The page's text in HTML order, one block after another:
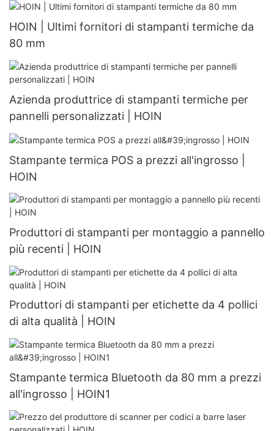
HOIN | Ultimi fornitori di stampanti termiche da
80 mm
Azienda produttrice di stampanti termiche per
pannelli personalizzati | HOIN
Stampante termica POS a prezzi all'ingrosso |
HOIN
Produttori di stampanti per montaggio a pannello
più recenti | HOIN
Produttori di stampanti per etichette da 4 pollici
di alta qualità | HOIN
Stampante termica Bluetooth da 80 mm a prezzi
all'ingrosso | HOIN1